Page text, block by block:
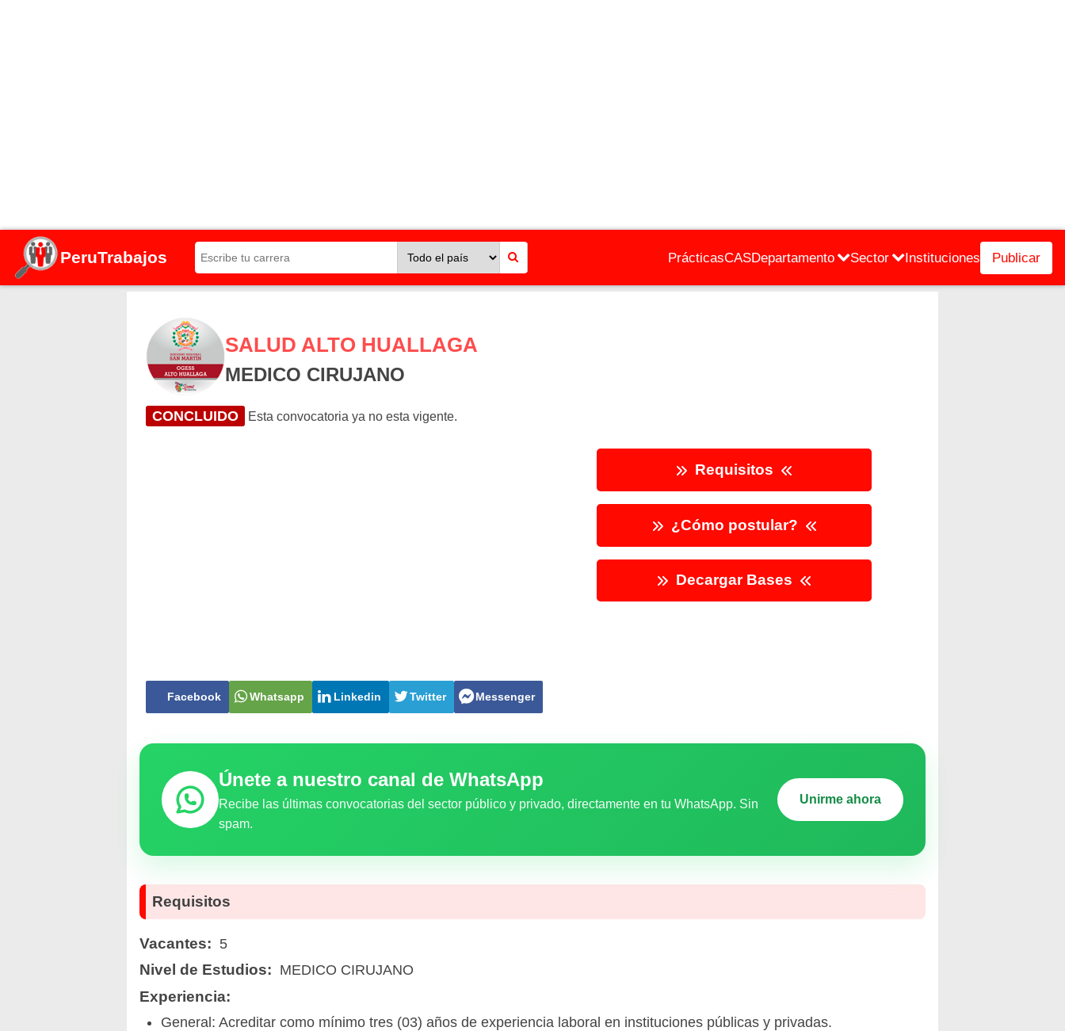
PeruTrabajos PrácticasCASDepartamento Sector Instituciones Publicar
SALUD ALTO HUALLAGA
MEDICO CIRUJANO
CONCLUIDO Esta convocatoria ya no esta vigente.
Facebook Whatsapp Linkedin Twitter Messenger
Requisitos
¿Cómo postular?
Decargar Bases
Únete a nuestro canal de WhatsApp
Recibe las últimas convocatorias del sector público y privado, directamente en tu WhatsApp. Sin
spam.
Unirme ahora
Requisitos
Vacantes: 5
Nivel de Estudios: MEDICO CIRUJANO
Experiencia:
General: Acreditar como mínimo tres (03) años de experiencia laboral en instituciones públicas y privadas.